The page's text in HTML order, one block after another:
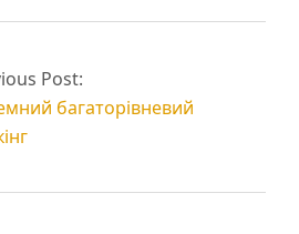
Виготовлення
металевих ферм
Post:
багаторівневий